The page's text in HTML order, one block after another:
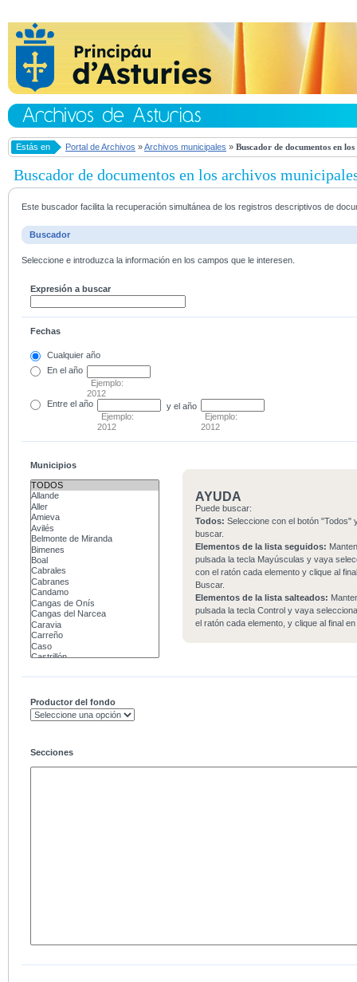
Estás en Portal de Archivos »Archivos municipales » Buscador de documentos en
Buscador de documentos en los archivos
Este buscador facilita la recuperación simultánea de los registros descriptivos de
Buscador
Seleccione e introduzca la información en los campos que le interesen.
Expresión a buscar
Fechas
Cualquier año
En el año
Ejemplo:
2012
Entre el año
Ejemplo:
2012
y el año
Ejemplo:
2012
Municipios
AYUDA
Puede buscar:
Todos: Seleccione con el botón "Todos"
buscar.
Elementos de la lista seguidos:
pulsada la tecla Mayúsculas y vaya
con el ratón cada elemento y clique al
Buscar.
Elementos de la lista salteados:
pulsada la tecla Control y vaya
el ratón cada elemento, y clique al final
Productor del fondo
Secciones